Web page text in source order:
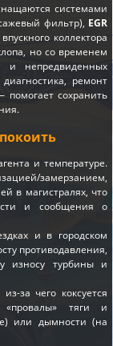
системами
фильтр), EGR
коллектора
но со временем
и непредвиденных
ремонт
сохранить
и температуре.
замерзанием,
в магистралях, что
и сообщения о
и в городском
противодавления,
износу турбины и
за чего коксуется
«провалы» тяги и
или дымности (на